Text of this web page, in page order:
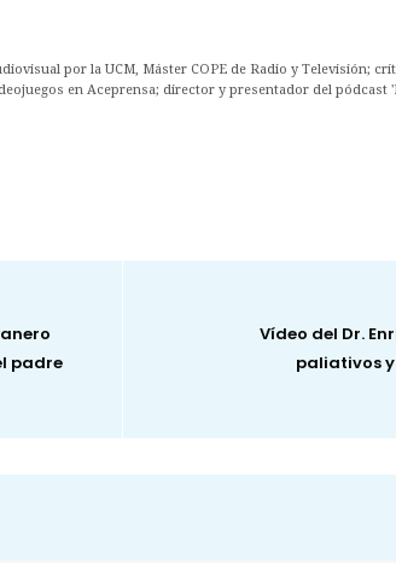
por la UCM, Máster COPE de Radio y Televisión;
en Aceprensa; director y presentador del pódcast
padre
Vídeo del Dr.
paliativos